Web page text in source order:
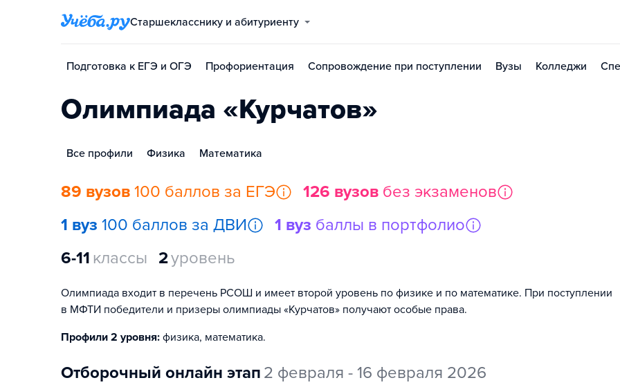
Старшекласснику и абитуриенту
Подготовка к ЕГЭ и ОГЭ Профориентация Сопровождение при поступлении Вузы Колледжи
Олимпиада «Курчатов»
Все профили Физика Математика
89 вузов 100 баллов за ЕГЭ 126 вузов без экзаменов
1 вуз 100 баллов за ДВИ 1 вуз баллы в портфолио
6-11 классы 2уровень
Олимпиада входит в перечень РСОШ и имеет второй уровень по физике и по математике. При поступлении
в МФТИ победители и призеры олимпиады «Курчатов» получают особые права.
Профили 2 уровня: физика, математика.
отборочный онлайн этап 2 февраля - 16 февраля 2026